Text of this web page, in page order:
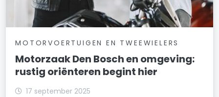
MOTORVOERTUIGEN EN TWEEWIELERS
Motorzaak Den Bosch en omgeving:
rustig oriënteren begint hier
17 september 2025